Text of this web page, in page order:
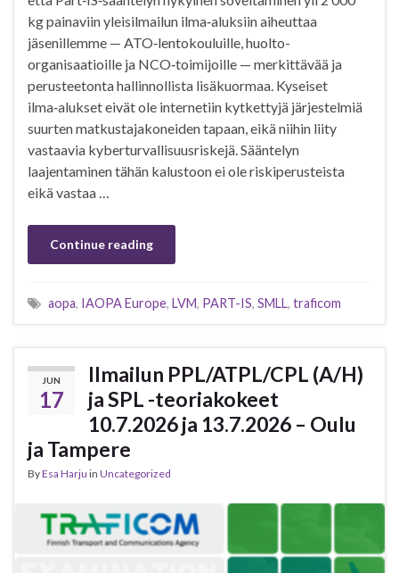
kg painaviin yleisilmailun ilma‑aluksiin aiheuttaa
jäsenillemme — ATO‑lentokouluille, huolto-
organisaatioille ja NCO‑toimijoille — merkittävää ja
perusteetonta hallinnollista lisäkuormaa. Kyseiset
ilma‑alukset eivät ole internetiin kytkettyjä järjestelmiä
suurten matkustajakoneiden tapaan, eikä niihin liity
vastaavia kyberturvallisuusriskejä. Sääntelyn
laajentaminen tähän kalustoon ei ole riskiperusteista
eikä vastaa …
Continue reading
aopa, IAOPA Europe, LVM, PART-IS, SMLL, traficom
JUN
17
Ilmailun PPL/ATPL/CPL (A/H)
ja SPL -teoriakokeet
10.7.2026 ja 13.7.2026 – Oulu
ja Tampere
ByEsa Harju in Uncategorized